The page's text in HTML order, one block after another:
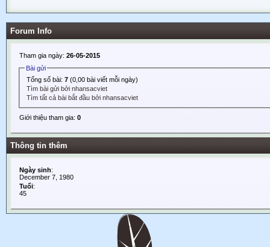
Forum Info
Tham gia ngày: 26-05-2015
Bài gửi
Tổng số bài:7 (0,00 bài viết mỗi ngày)
Tìm bài gửi bởi nhansacviet
Tìm tất cả bài bắt đầu bởi nhansacviet
Giới thiệu tham gia: 0
Thông tin thêm
Ngày sinh:
December 7, 1980
Tuổi:
45